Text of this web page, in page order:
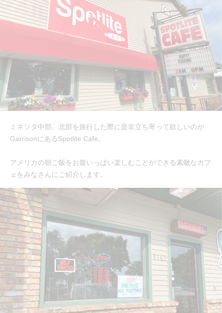
ミネソタ中部、北部を旅行した際に是非立ち寄って欲しいのが
GarrisonにあるSpotlite Cafe。
アメリカの朝ご飯をお腹いっぱい楽しむことができる素敵なカフ
ェをみなさんにご紹介します。